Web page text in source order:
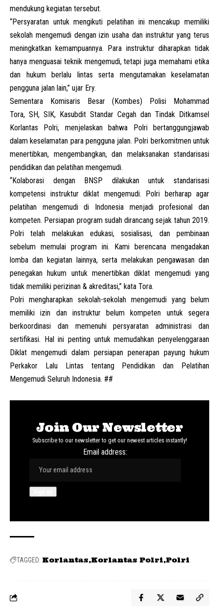
mendukung kegiatan tersebut.
“Persyaratan untuk mengikuti pelatihan ini mencakup memiliki
sekolah mengemudi dengan izin usaha dan instruktur yang terus
meningkatkan kemampuannya. Para instruktur diharapkan tidak
hanya menguasai teknik mengemudi, tetapi juga memahami etika
dan hukum berlalu lintas serta mengutamakan keselamatan
pengguna jalan lain,” ujar Ery.
Sementara Komisaris Besar (Kombes) Polisi Mohammad
Tora, SH, SIK, Kasubdit Standar Cegah dan Tindak Ditkamsel
Korlantas Polri, menjelaskan bahwa Polri bertanggungjawab
dalam keselamatan para pengguna jalan. Polri berkomitmen untuk
menertibkan, mengembangkan, dan melaksanakan standarisasi
pendidikan dan pelatihan mengemudi.
“Kolaborasi dengan BNSP dilakukan untuk standarisasi
kompetensi instruktur diklat mengemudi. Polri berharap agar
pelatihan mengemudi di Indonesia menjadi profesional dan
kompeten. Persiapan program sudah dirancang sejak tahun 2019.
Polri telah melakukan edukasi, sosialisasi, dan pembinaan
sebelum memulai program ini. Kami berencana mengadakan
lomba dan kegiatan lainnya, serta melakukan pengawasan dan
penegakan hukum untuk menertibkan diklat mengemudi yang
tidak memiliki perizinan & akreditasi,” kata Tora.
Polri mengharapkan sekolah-sekolah mengemudi yang belum
memiliki izin dan instruktur belum kompeten untuk segera
berkoordinasi dan memenuhi persyaratan administrasi dan
sertifikasi. Hal ini penting untuk memudahkan penyelenggaraan
Diklat mengemudi dalam persiapan penerapan payung hukum
Perkakor Lalu Lintas tentang Pendidikan dan Pelatihan
Mengemudi Seluruh Indonesia. ##
Join Our Newsletter
Subscribe to our newsletter to get our newest articles instantly!
Email address:
TAGGED: Korlantas Korlantas Polri Polri